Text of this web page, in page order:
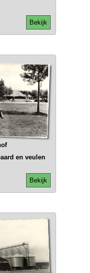
Bekijk
en veulen
Bekijk